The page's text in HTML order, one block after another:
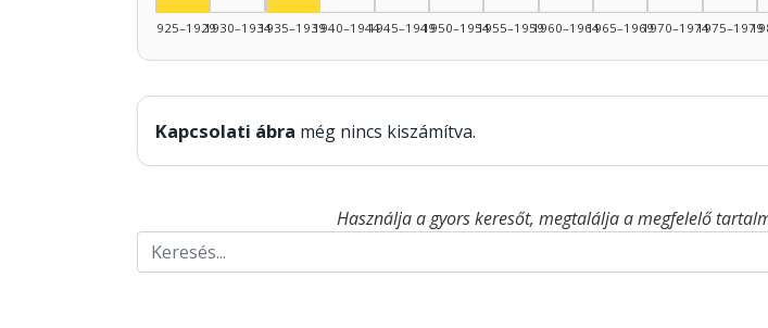
1925–19291930–19341935–19391940–19441945–19491950–19541955–19591960–19641965–19691970–19741975–1979
Kapcsolati ábra még nincs kiszámítva.
Használja a gyors keresőt, megtalálja a megfelelő